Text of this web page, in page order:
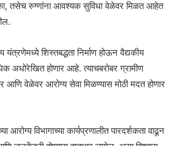
तसेच रुग्णांना आवश्यक सुविधा वेळेवर मिळत आहेत
शिस्तबद्धता निर्माण होऊन वैद्यकीय
अधोरेखित होणार आहे. त्याचबरोबर ग्रामीण
आणि वेळेवर आरोग्य सेवा मिळण्यास मोठी मदत होणार
आरोग्य विभागाच्या कार्यप्रणालीत पारदर्शकता वाढून